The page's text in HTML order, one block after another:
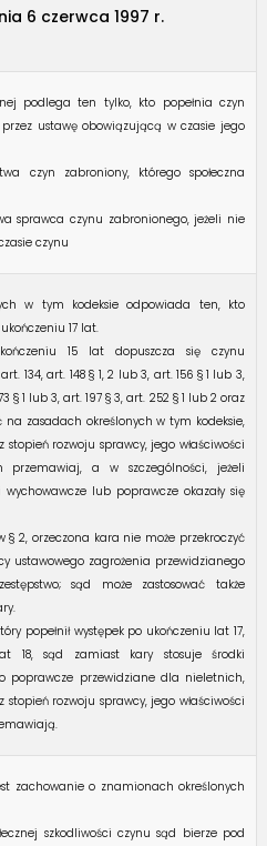
6 czerwca 1997 r.
podlega ten tylko, kto popełnia czyn
ustawę obowiązującą w czasie jego
czyn zabroniony, którego społeczna
sprawca czynu zabronionego, jeżeli nie
czynu
w tym kodeksie odpowiada ten, kto
17 lat.
15 lat dopuszcza się czynu
134, art. 148 § 1, 2 lub 3, art. 156 § 1 lub 3,
§ 1 lub 3, art. 197 § 3, art. 252 § 1 lub 2 oraz
zasadach określonych w tym kodeksie,
stopień rozwoju sprawcy, jego właściwości
a w szczególności, jeżeli
lub poprawcze okazały się
§ 2, orzeczona kara nie może przekroczyć
ustawowego zagrożenia przewidzianego
sąd może zastosować także
popełnił występek po ukończeniu lat 17,
18, sąd zamiast kary stosuje środki
poprawcze przewidziane dla nieletnich,
stopień rozwoju sprawcy, jego właściwości
zachowanie o znamionach określonych
szkodliwości czynu sąd bierze pod